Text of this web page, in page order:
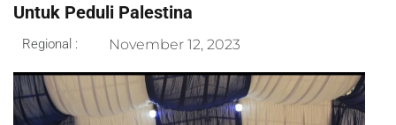
Untuk Peduli Palestina
Regional : November 12, 2023